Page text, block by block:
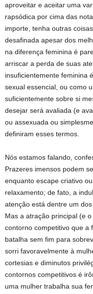
aproveitar e aceitar uma
rapsódica por cima das
importe, tenha outras
desafinada apesar dos
na diferença feminina é
arriscar a perda de suas
insuficientemente feminina
sexual essencial, ou como
suficientemente sobre si
desejar será avaliada (e
ou assexuada ou
definiram esses termos.
Nós estamos falando,
Prazeres imensos podem
enquanto escape criativo
relaxamento; de fato, a
atenção está dentre um
Mas a atração principal (e
contorno competitivo que a
batalha sem fim para
sorri favoravelmente à
cortesias e diminutos
contornos competitivos é
uma mulher trabalha sua